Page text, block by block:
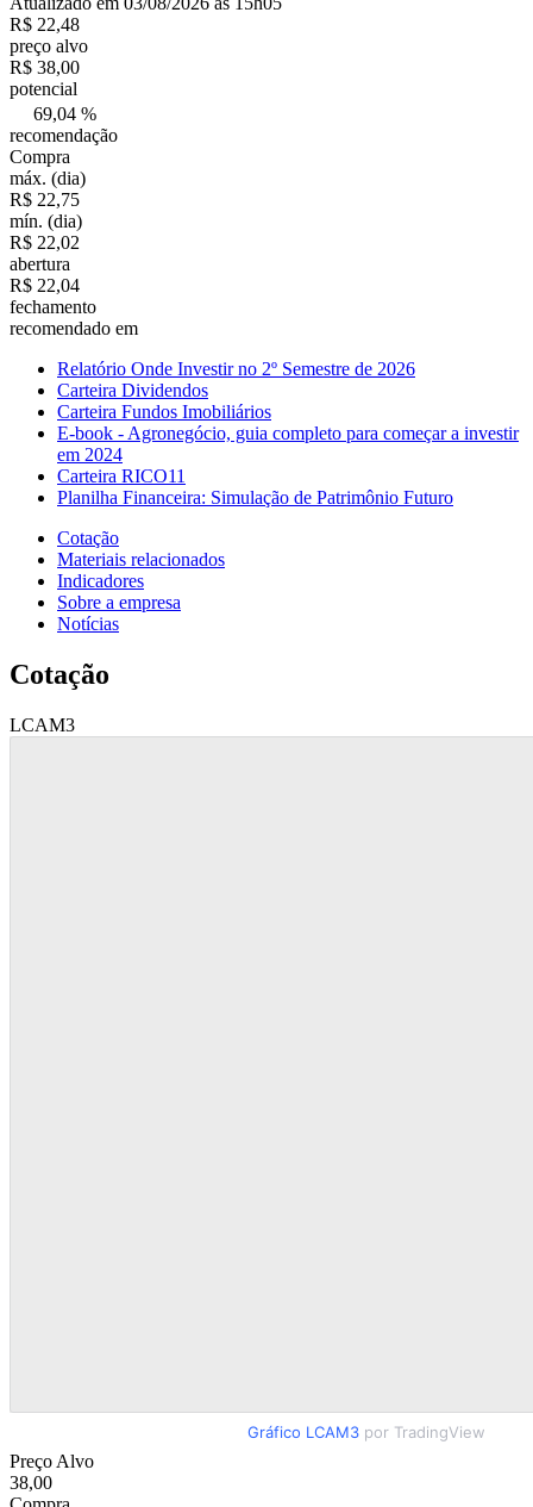
R$ 22,48
preço alvo
R$ 38,00
potencial
69,04 %
recomendação
Compra
máx. (dia)
R$ 22,75
mín. (dia)
R$ 22,02
abertura
R$ 22,04
fechamento
recomendado em
Relatório Onde Investir no 2º Semestre de 2026
Carteira Dividendos
Carteira Fundos Imobiliários
E-book - Agronegócio, guia completo para começar a investir
em 2024
Carteira RICO11
Planilha Financeira: Simulação de Patrimônio Futuro
Cotação
Materiais relacionados
Indicadores
Sobre a empresa
Notícias
Cotação
LCAM3
Gráfico LCAM3 por TradingView
Preço Alvo
38,00